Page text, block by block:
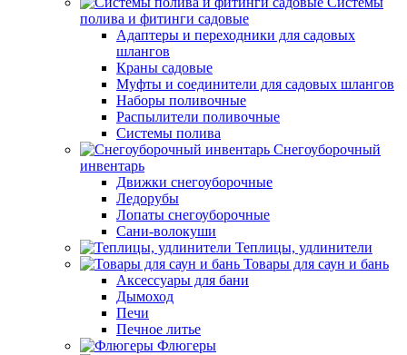
полива и фитинги садовые
Адаптеры и переходники для садовых
шлангов
Краны садовые
Муфты и соединители для садовых шлангов
Наборы поливочные
Распылители поливочные
Системы полива
Снегоуборочный
инвентарь
Движки снегоуборочные
Ледорубы
Лопаты снегоуборочные
Сани-волокуши
Теплицы, удлинители
Товары для саун и бань
Аксессуары для бани
Дымоход
Печи
Печное литье
Флюгеры